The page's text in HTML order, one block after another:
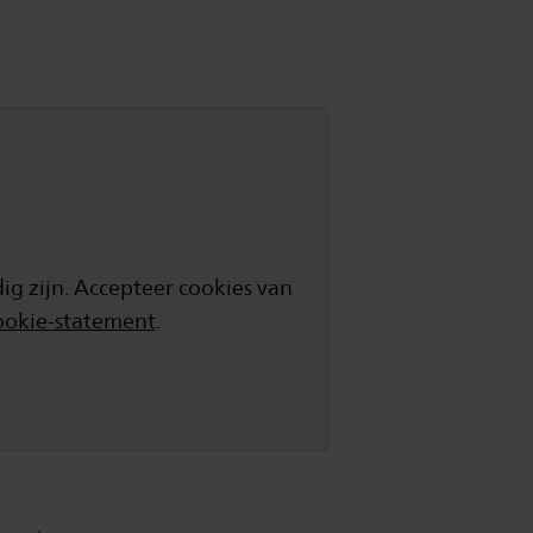
zijn. Accepteer cookies van
statement